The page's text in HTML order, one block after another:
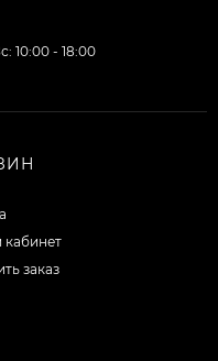
10:00 - 18:00
заказ